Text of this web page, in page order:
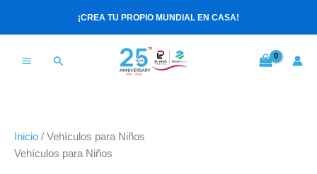
¡CREA TU PROPIO MUNDIAL EN CASA!
Buscar
Inicio / Vehículos para Niños
Vehículos para Niños
últimos